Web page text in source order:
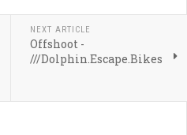
NEXT ARTICLE
Offshoot -
///Dolphin.Escape.Bikes